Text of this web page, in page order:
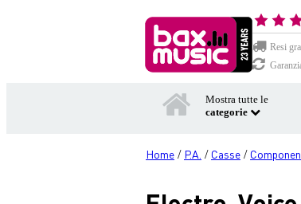
Resi
Mostra tutte le
categorie
Home / P.A. / Casse /